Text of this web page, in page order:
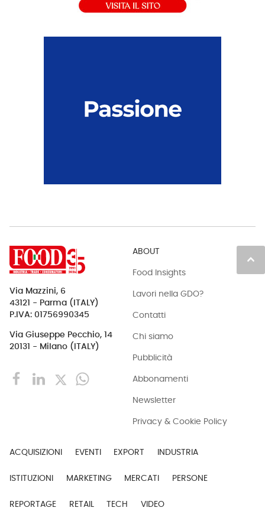
keyboard_arrow_up
Via Mazzini, 6
43121 - Parma (ITALY)
P.IVA: 01756990345
Via Giuseppe Pecchio, 14
20131 - Milano (ITALY)
ABOUT
Food Insights
Lavori nella GDO?
Contatti
Chi siamo
Pubblicità
Abbonamenti
Newsletter
Privacy & Cookie Policy
ACQUISIZIONI EVENTI EXPORT INDUSTRIA
ISTITUZIONI MARKETING MERCATI PERSONE
REPORTAGE RETAIL TECH VIDEO